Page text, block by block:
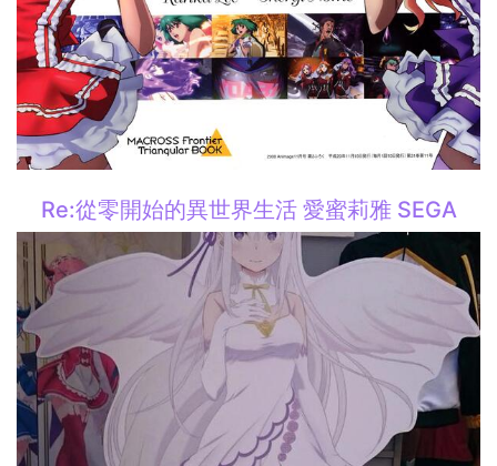
Re:從零開始的異世界生活 愛蜜莉雅 SEGA